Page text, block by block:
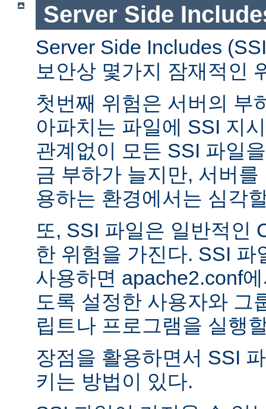
Server Side
Server Side Includes
보안상 몇가지 잠재적인
첫번째 위험은 서버의 부
아파치는 파일에 SSI 지
관계없이 모든 SSI 파일
금 부하가 늘지만, 서버
용하는 환경에서는 심각
또, SSI 파일은 일반적인
한 위험을 가진다. SSI 파
사용하면 apache2.conf
도록 설정한 사용자와 그
립트나 프로그램을 실행
장점을 활용하면서 SSI
키는 방법이 있다.